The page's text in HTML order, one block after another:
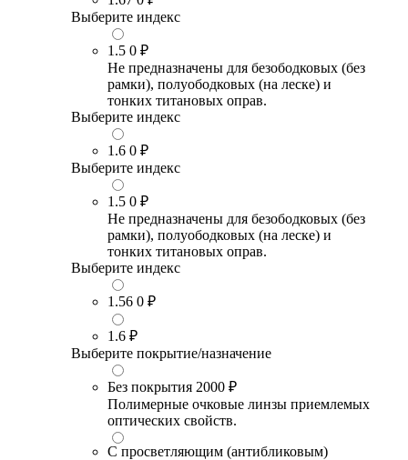
Выберите индекс
1.5 0 ₽
Не предназначены для безободковых (без
рамки), полуободковых (на леске) и
тонких титановых оправ.
Выберите индекс
1.6 0 ₽
Выберите индекс
1.5 0 ₽
Не предназначены для безободковых (без
рамки), полуободковых (на леске) и
тонких титановых оправ.
Выберите индекс
1.56 0 ₽
1.6 ₽
Выберите покрытие/назначение
Без покрытия 2000 ₽
Полимерные очковые линзы приемлемых
оптических свойств.
С просветляющим (антибликовым)